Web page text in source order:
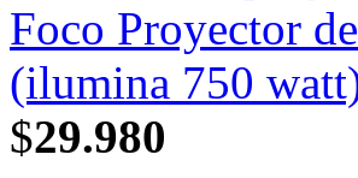
Foco Proyector
(ilumina 750
$29.980